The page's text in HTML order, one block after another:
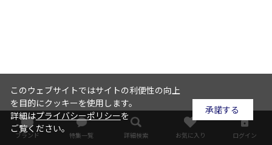
ブランド 特集一覧 詳細検索 お気に入り ログイン
このウェブサイトではサイトの利便性の向上
を目的にクッキーを使用します。
詳細はプライバシーポリシーを
ご覧ください。
承諾する